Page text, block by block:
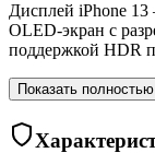
Дисплей iPhone
OLED-экран с
поддержкой HDR
Показать полностью